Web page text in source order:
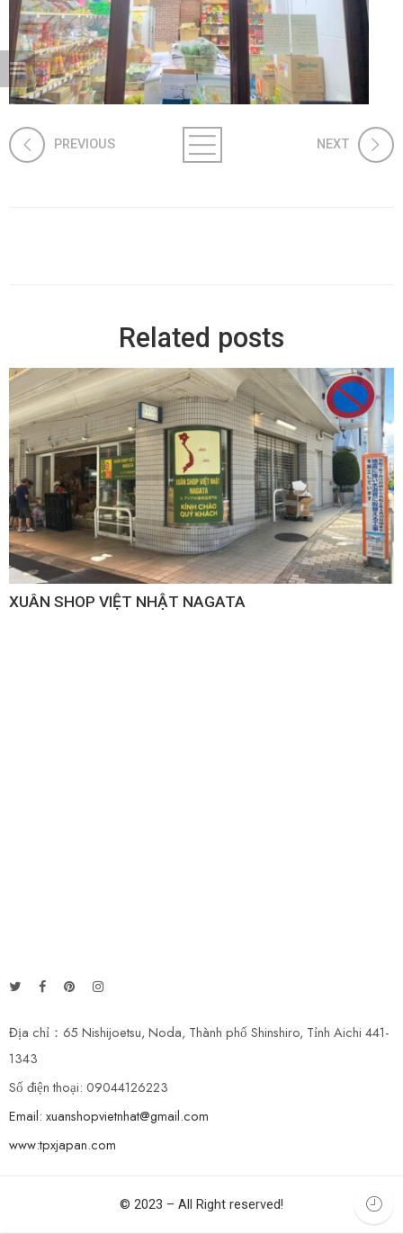
PREVIOUS NEXT
Related posts
XUÂN SHOP VIỆT NHẬT NAGATA
Địa chỉ：65 Nishijoetsu, Noda, Thành phố Shinshiro, Tỉnh Aichi 441-
1343
Số điện thoại: 09044126223
Email: xuanshopvietnhat@gmail.com
www:tpxjapan.com
© 2023 – All Right reserved!